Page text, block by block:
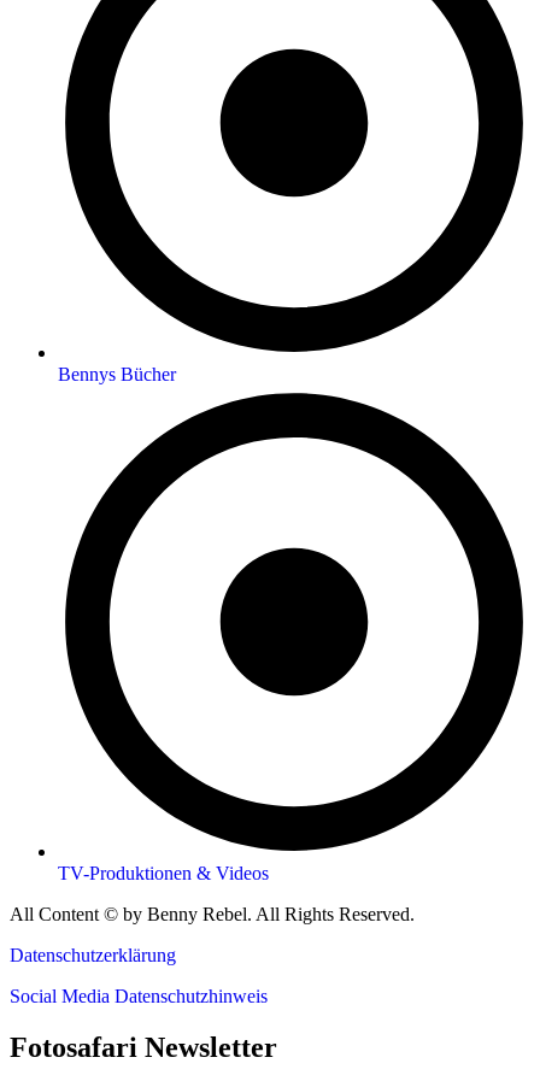
Bennys Bücher
TV-Produktionen & Videos
All Content © by Benny Rebel. All Rights Reserved.
Datenschutzerklärung
Social Media Datenschutzhinweis
Fotosafari Newsletter